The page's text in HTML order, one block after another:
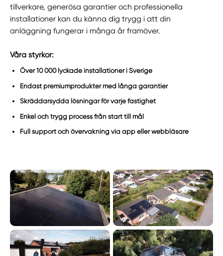
tillverkare, generösa garantier och professionella
installationer kan du känna dig trygg i att din
anläggning fungerar i många år framöver.
Våra styrkor:
Över 10 000 lyckade installationer i Sverige
Endast premiumprodukter med långa garantier
Skräddarsydda lösningar för varje fastighet
Enkel och trygg process från start till mål
Full support och övervakning via app eller webbläsare